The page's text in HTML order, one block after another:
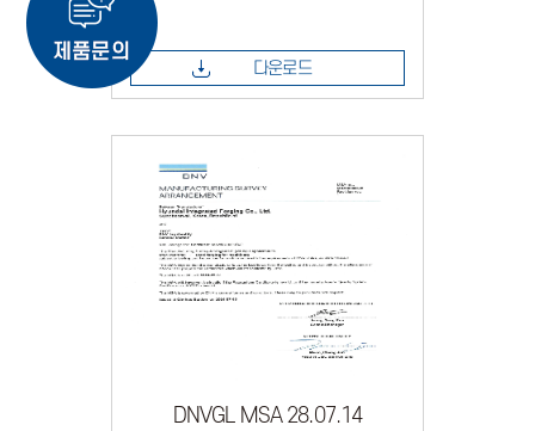
다운로드
DNVGL MSA 28.07.14